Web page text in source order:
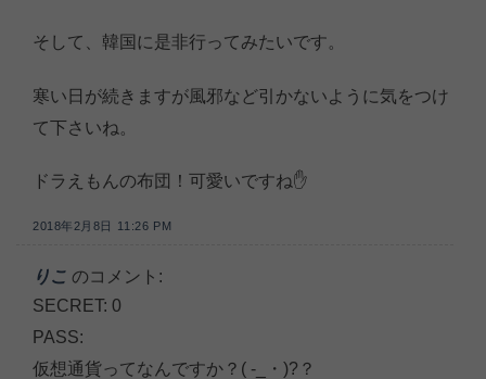
そして、韓国に是非行ってみたいです。
寒い日が続きますが風邪など引かないように気をつけ
て下さいね。
ドラえもんの布団！可愛いですね✋
2018年2月8日 11:26 PM
りこ のコメント:
SECRET: 0
PASS:
仮想通貨ってなんですか？( -_・)?？